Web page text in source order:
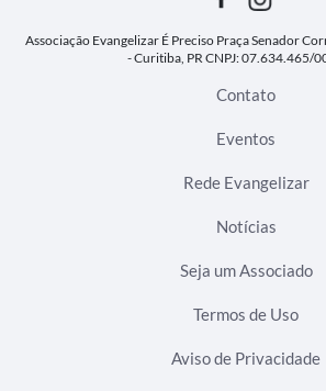
Associação Evangelizar É PrecisoPraça Senador
- Curitiba, PRCNPJ: 07.634.465/
Contato
Eventos
Rede Evangelizar
Notícias
Seja um Associado
Termos de Uso
Aviso de Privacidade